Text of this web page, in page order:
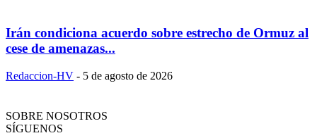
Irán condiciona acuerdo sobre estrecho de Ormuz al
cese de amenazas...
Redaccion-HV - 5 de agosto de 2026
SOBRE NOSOTROS
SÍGUENOS